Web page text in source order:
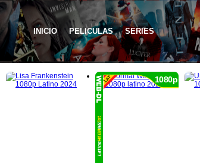
INICIO PELICULAS SERIES
1080p